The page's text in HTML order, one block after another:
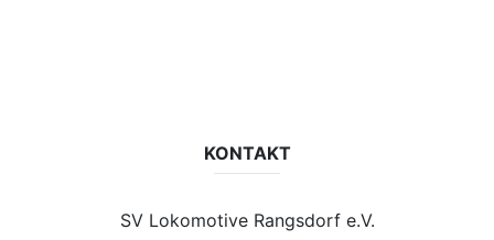
KONTAKT
SV Lokomotive Rangsdorf e.V.